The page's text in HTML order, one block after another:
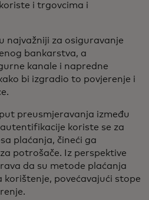
i trgovcima i
najvažniji za osiguravanje
bankarstva, a
kanale i napredne
bi izgradio to povjerenje i
preusmjeravanja između
koriste se za
plaćanja, čineći ga
potrošače. Iz perspektive
da su metode plaćanja
korištenje, povećavajući stope